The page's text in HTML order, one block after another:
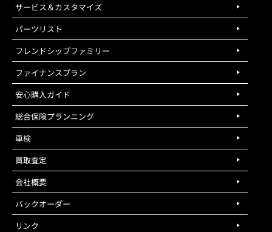
サービス＆カスタマイズ
パーツリスト
フレンドシップファミリー
ファイナンスプラン
安心購入ガイド
総合保険プランニング
車検
買取査定
会社概要
バックオーダー
リンク